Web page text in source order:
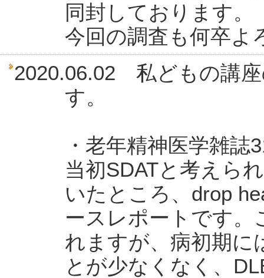
同封しております。
今回の調査も何卒よ
2020.06.02 私どもの講
す。
・老年精神医学雑誌
当初SDATと考えら
いたところ、drop
ースレポートです。
れますが、病初期に
とが少なくなく、